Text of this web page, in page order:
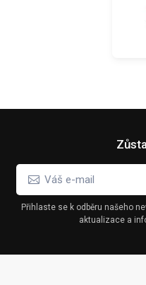
Přihlaste se k odběru našeho
aktualizace a